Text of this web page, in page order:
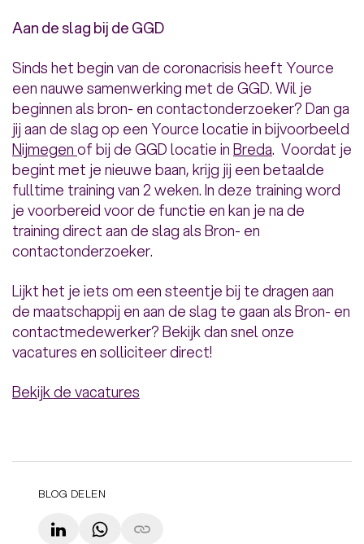
Aan de slag bij de GGD
Sinds het begin van de coronacrisis heeft Yource
een nauwe samenwerking met de GGD. Wil je
beginnen als bron- en contactonderzoeker? Dan ga
jij aan de slag op een Yource locatie in bijvoorbeeld
Nijmegenof bij de GGD locatie inBreda. Voordat je
begint met je nieuwe baan, krijg jij een betaalde
fulltime training van 2 weken. In deze training word
je voorbereid voor de functie en kan je na de
training direct aan de slag als Bron- en
contactonderzoeker.
Lijkt het je iets om een steentje bij te dragen aan
de maatschappij en aan de slag te gaan als Bron- en
contactmedewerker? Bekijk dan snel onze
vacatures en solliciteer direct!
Bekijk de vacatures
BLOG DELEN
LinkedInWhatsAppCopy link